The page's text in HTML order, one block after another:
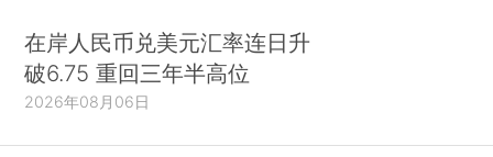
在岸人民币兑美元汇率连日升
破6.75 重回三年半高位
2026年08月06日